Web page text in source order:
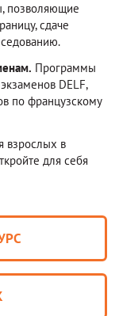
позволяющие
сдаче
Программы
DELF,
по французскому
взрослых в
для себя